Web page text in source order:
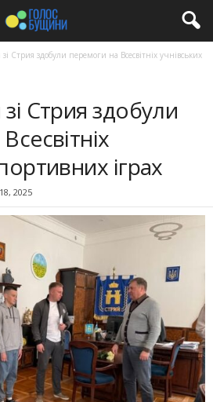
Стрия здобули перемоги на Всесвітніх учнівських
Стрия здобули
іграх
2025